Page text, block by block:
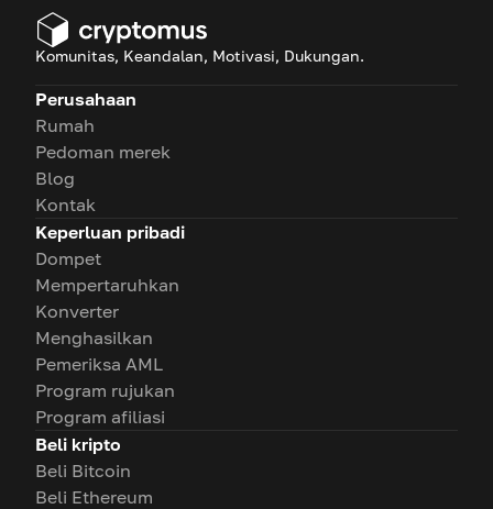
Komunitas, Keandalan, Motivasi, Dukungan.
Perusahaan
Rumah
Pedoman merek
Blog
Kontak
Keperluan pribadi
Dompet
Mempertaruhkan
Konverter
Menghasilkan
Pemeriksa AML
Program rujukan
Program afiliasi
Beli kripto
Beli Bitcoin
Beli Ethereum